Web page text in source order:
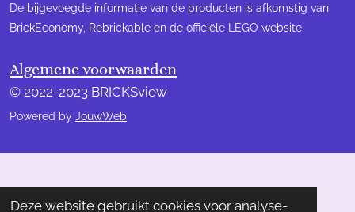
Deze website gebruikt cookies voor analyse-
m
De bijgevoegde informatie van de producten is afkomstig van
BrickEconomy, Rebrickable en de officiële LEGO website.
Algemene voorwaarden
© 2022-2023 BRICKSview
Powered by JouwWeb